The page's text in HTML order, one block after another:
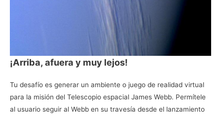
¡Arriba, afuera y muy lejos!
Tu desafío es generar un ambiente o juego de realidad virtual
para la misión del Telescopio espacial James Webb. Permítele
al usuario seguir al Webb en su travesía desde el lanzamiento